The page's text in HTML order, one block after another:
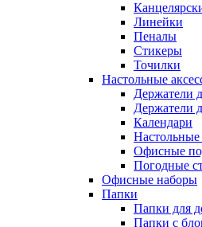
Линейки
Пеналы
Стикеры
Точилки
Настольные
Держатели
Держатели
Календари
Офисные
Погодные
Офисные наборы
Папки
Папки для
Папки с